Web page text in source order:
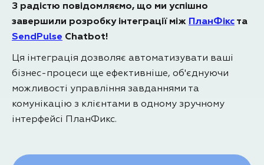
З радістю повідомляємо, що ми успішно
завершили розробку інтеграції між ПланФікс та
SendPulse Chatbot!
Ця інтеграція дозволяє автоматизувати ваші
бізнес-процеси ще ефективніше, об'єднуючи
можливості управління завданнями та
комунікацію з клієнтами в одному зручному
інтерфейсі ПланФикс.